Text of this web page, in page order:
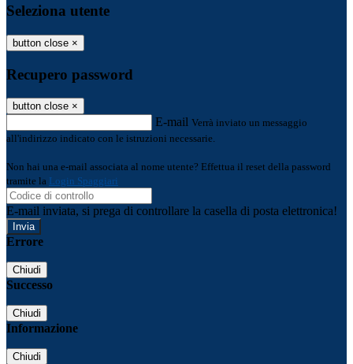
Seleziona utente
button close ×
Recupero password
button close ×
E-mail Verrà inviato un messaggio
all'indirizzo indicato con le istruzioni necessarie.
Non hai una e-mail associata al nome utente? Effettua il reset della password
tramite la Login Spaggiari
E-mail inviata, si prega di controllare la casella di posta elettronica!
Errore
Chiudi
Successo
Chiudi
Informazione
Chiudi